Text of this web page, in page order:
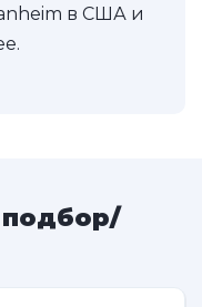
в США и
подбор/